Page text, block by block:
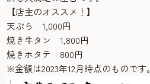
【店主のオススメ！】
天ぷら 1,000円
焼き牛タン 1,800円
焼きホタテ 800円
※金額は2023年12月時点のものです。